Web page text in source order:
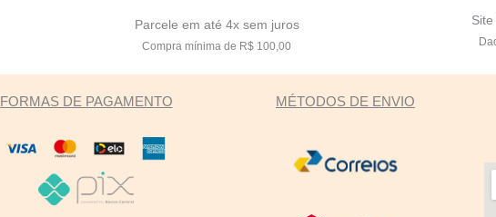
Parcele em até 4x sem juros
Compra mínima de R$ 100,00
FORMAS DE PAGAMENTO MÉTODOS DE ENVIO